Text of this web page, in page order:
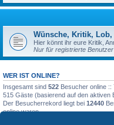
Wünsche, Kritik,
Hier könnt ihr eure Kritik,
Nur für registrierte Benutzer
WER IST ONLINE?
Insgesamt sind 522 Besucher online ::
515 Gäste (basierend auf den aktiven
Der Besucherrekord liegt bei 12440
online waren.